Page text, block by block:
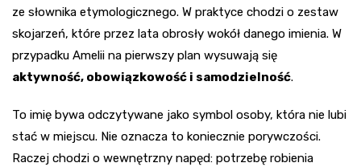
ze słownika etymologicznego. W praktyce chodzi o zestaw
skojarzeń, które przez lata obrosły wokół danego imienia. W
przypadku Amelii na pierwszy plan wysuwają się
aktywność, obowiązkowość i samodzielność.
To imię bywa odczytywane jako symbol osoby, która nie lubi
stać w miejscu. Nie oznacza to koniecznie porywczości.
Raczej chodzi o wewnętrzny napęd: potrzebę robienia